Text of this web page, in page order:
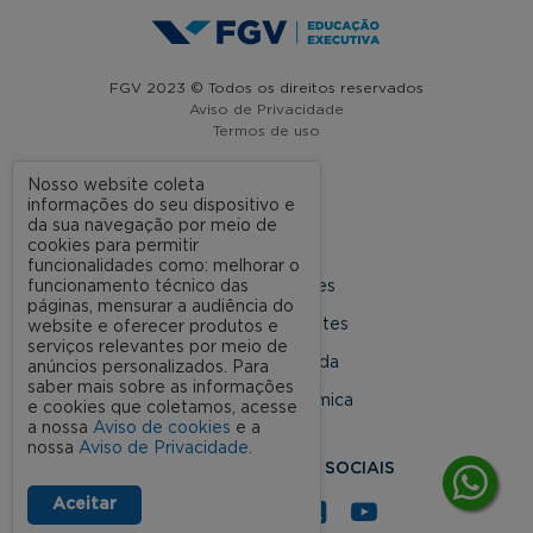
FGV 2023 © Todos os direitos reservados
Aviso de Privacidade
Termos de uso
A FGV
Nossas Unidades
Dúvidas Frequentes
Rede Conveniada
Ouvidoria Acadêmica
SIGA NOSSAS REDES SOCIAIS
Nosso website coleta
informações do seu dispositivo e
da sua navegação por meio de
cookies para permitir
funcionalidades como: melhorar o
funcionamento técnico das
páginas, mensurar a audiência do
website e oferecer produtos e
serviços relevantes por meio de
anúncios personalizados. Para
saber mais sobre as informações
e cookies que coletamos, acesse
a nossa Aviso de cookies e a
nossa Aviso de Privacidade.
Aceitar